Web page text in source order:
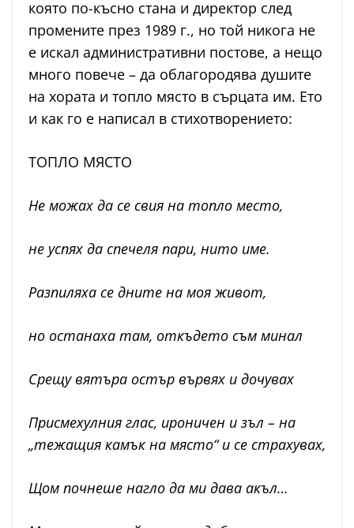
която по-късно стана и директор след
промените през 1989 г., но той никога не
е искал административни постове, а нещо
много повече – да облагородява душите
на хората и топло място в сърцата им. Ето
и как го е написал в стихотворението:
ТОПЛО МЯСТО
Не можах да се свия на топло место,
не успях да спечеля пари, нито име.
Разпиляха се дните на моя живот,
но останаха там, откъдето съм минал
Срещу вятъра остър вървях и дочувах
Присмехулния глас, ироничен и зъл – на
„тежащия камък на място“ и се страхувах,
Щом почнеше нагло да ми дава акъл…